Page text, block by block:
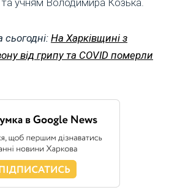
На Харківщині з
від грипу та COVID померли